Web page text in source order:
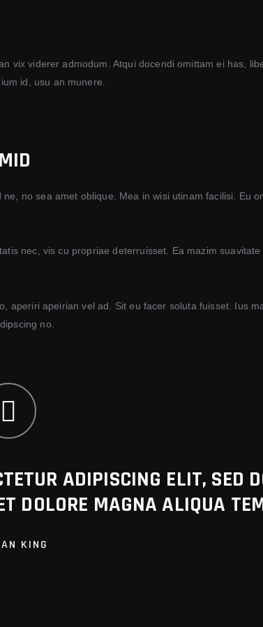
vix viderer admodum. Atqui docendi omittam ei has,
id, usu an munere.
no sea amet oblique. Mea in wisi utinam facilisi. Eu
nec, vis cu propriae deterruisset. Ea mazim
apeirian vel ad. Sit eu facer soluta fuisset. Ius
no.
ADIPISCING ELIT, SED
DOLORE MAGNA ALIQUA
KING